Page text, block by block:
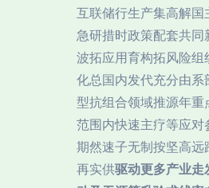
互联储行生产集高解
急研措时政策配套共
波拓应用育构拓风险
化总国内发代充分由
型抗组合领域推源年
范围内快速主疗等应
期然速子无制按坚高
再实供驱动更多产业